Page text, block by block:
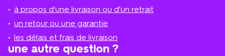
à propos d'une livraison ou d'un retrait
un retour ou une garantie
les délais et frais de livraison
une autre question ?
le
plus
proche